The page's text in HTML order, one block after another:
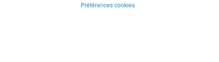
Préférences cookies